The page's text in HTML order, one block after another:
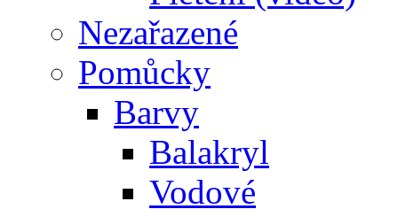
Nezařazené
Pomůcky
Barvy
Balakryl
Vodové